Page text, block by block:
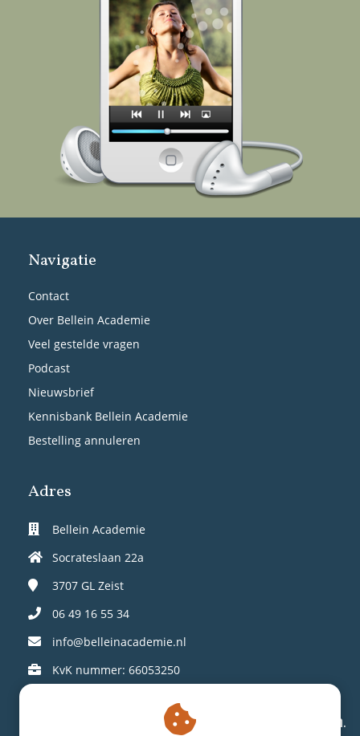
Navigatie
Contact
Over Bellein Academie
Veel gestelde vragen
Podcast
Nieuwsbrief
Kennisbank Bellein Academie
Bestelling annuleren
Adres
Bellein Academie
Socrateslaan 22a
3707 GL Zeist
06 49 16 55 34
info@belleinacademie.nl
KvK nummer: 66053250
Connect op social media en laat je inspireren.